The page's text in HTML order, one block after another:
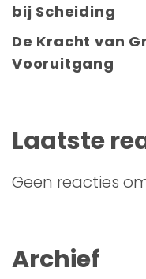
bij Scheiding
De Kracht van
Vooruitgang
Laatste
Geen reacties
Archief